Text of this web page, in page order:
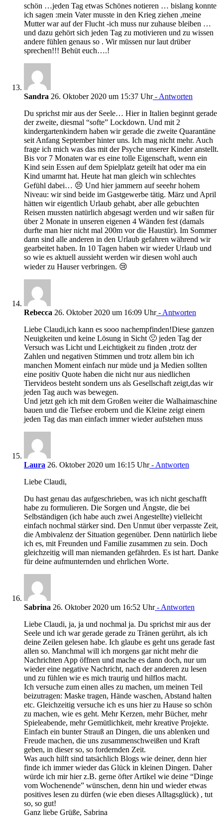
schön …jeden Tag etwas Schönes notieren … bislang konnte
ich sagen :mein Vater musste in den Krieg ziehen ,meine
Mutter war auf der Flucht -ich muss nur zuhause bleiben …
und dazu gehört sich jeden Tag zu motivieren und zu wissen
andere fühlen genaus so . Wir müssen nur laut drüber
sprechen!!! Behüt euch….!
Sandra 26. Oktober 2020 um 15:37 Uhr- Antworten
Du sprichst mir aus der Seele… Hier in Italien beginnt gerade
der zweite, diesmal “softe” Lockdown. Und mit 2
kindergartenkindern haben wir gerade die zweite Quarantäne
seit Anfang September hinter uns. Ich mag nicht mehr. Auch
frage ich mich was das mit der Psyche unserer Kinder anstellt.
Bis vor 7 Monaten war es eine tolle Eigenschaft, wenn ein
Kind sein Essen auf dem Spielplatz geteilt hat oder ma ein
Kind umarmt hat. Heute hat man gleich win schlechtes
Gefühl dabei… 😣 Und hier jammern auf seeehr hohem
Niveau: wir sind beide im Gastgewerbe tätig. März und April
hätten wir eigentlich Urlaub gehabt, aber alle gebuchten
Reisen mussten natürlich abgesagt werden und wir saßen für
über 2 Monate in unseren eigenen 4 Wänden fest (damals
durfte man hier nicht mal 200m vor die Haustür). Im Sommer
dann sind alle anderen in den Urlaub gefahren während wir
gearbeitet haben. In 10 Tagen haben wir wieder Urlaub und
so wie es aktuell aussieht werden wir diesen wohl auch
wieder zu Hauser verbringen. 😢
Rebecca 26. Oktober 2020 um 16:09 Uhr- Antworten
Liebe Claudi,ich kann es sooo nachempfinden!Diese ganzen
Neuigkeiten und keine Lösung in Sicht 🙁 jeden Tag der
Versuch was Licht und Leichtigkeit zu finden ,trotz der
Zahlen und negativen Stimmen und trotz allem bin ich
manchen Moment einfach nur müde und ja Medien sollten
eine positiv Quote haben die nicht nur aus niedlichen
Tiervideos besteht sondern uns als Gesellschaft zeigt,das wir
jeden Tag auch was bewegen.
Und jetzt geh ich mit dem Großen weiter die Walhaimaschine
bauen und die Tiefsee erobern und die Kleine zeigt einem
jeden Tag das man einfach immer wieder aufstehen muss
Laura 26. Oktober 2020 um 16:15 Uhr- Antworten
Liebe Claudi,
Du hast genau das aufgeschrieben, was ich nicht geschafft
habe zu formulieren. Die Sorgen und Ängste, die bei
Selbständigen (ich habe auch zwei Angestellte) vielleicht
einfach nochmal stärker sind. Den Unmut über verpasste Zeit,
die Ambivalenz der Situation gegenüber. Denn natürlich liebe
ich es, mit Freunden und Familie zusammen zu sein. Doch
gleichzeitig will man niemanden gefährden. Es ist hart. Danke
für deine aufmunternden und ehrlichen Worte.
Sabrina 26. Oktober 2020 um 16:52 Uhr- Antworten
Liebe Claudi, ja, ja und nochmal ja. Du sprichst mir aus der
Seele und ich war gerade gerade zu Tränen gerührt, als ich
deine Zeilen gelesen habe. Ich glaube es geht uns gerade fast
allen so. Manchmal will ich morgens gar nicht mehr die
Nachrichten App öffnen und mache es dann doch, nur um
wieder eine negative Nachricht, nach der anderen zu lesen
und zu fühlen wie es mich traurig und hilflos macht.
Ich versuche zum einen alles zu machen, um meinen Teil
beizutragen: Maske tragen, Hände waschen, Abstand halten
etc. Gleichzeitig versuche ich es uns hier zu Hause so schön
zu machen, wie es geht. Mehr Kerzen, mehr Bücher, mehr
Spieleabende, mehr Gemütlichkeit, mehr kreative Projekte.
Einfach ein bunter Strauß an Dingen, die uns ablenken und
Freude machen, die uns zusammenschweißen und Kraft
geben, in dieser so, so fordernden Zeit.
Was auch hilft sind tatsächlich Blogs wie deiner, denn hier
finde ich immer wieder das Glück in kleinen Dingen. Daher
würde ich mir hier z.B. gerne öfter Artikel wie deine “Dinge
vom Wochenende” wünschen, denn hin und wieder etwas
positives lesen zu dürfen (wie eben dieses Alltagsglück) , tut
so, so gut!
Ganz liebe Grüße, Sabrina